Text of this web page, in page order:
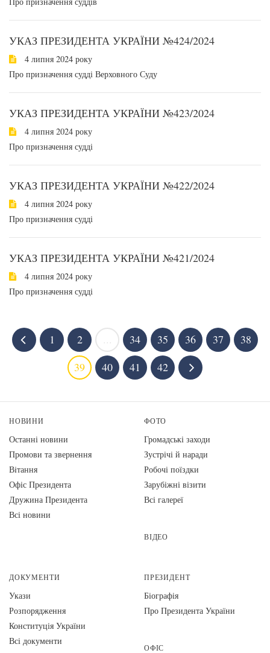
УКАЗ ПРЕЗИДЕНТА УКРАЇНИ №424/2024
4 липня 2024 року
Про призначення судді Верховного Суду
УКАЗ ПРЕЗИДЕНТА УКРАЇНИ №423/2024
4 липня 2024 року
Про призначення судді
УКАЗ ПРЕЗИДЕНТА УКРАЇНИ №422/2024
4 липня 2024 року
Про призначення судді
УКАЗ ПРЕЗИДЕНТА УКРАЇНИ №421/2024
4 липня 2024 року
Про призначення судді
1 2 34 35 36 37
38
39
40 41 42
НОВИНИ
Останні новини
Промови та звернення
Вiтання
Офіс Президента
Дружина Президента
Всі новини
ФОТО
Громадські заходи
Зустрічі й наради
Робочі поїздки
Зарубіжні візити
Всі галереї
ВІДЕО
ДОКУМЕНТИ
Укази
Розпорядження
Конституція України
Всі документи
ПРЕЗИДЕНТ
Біографія
Про Президента України
ОФІС